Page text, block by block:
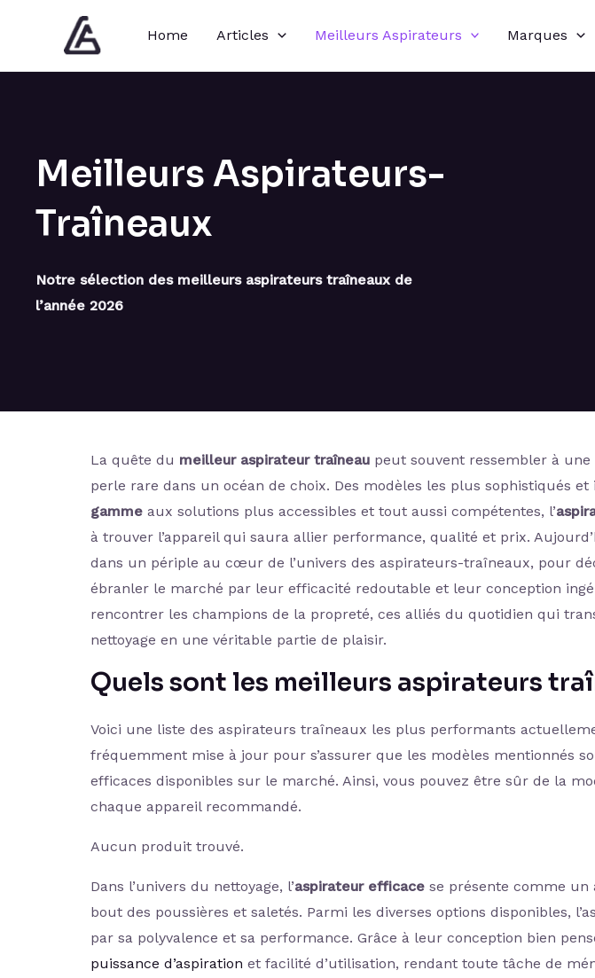
Home Articles Meilleurs Aspirateurs Marques
Meilleurs Aspirateurs-
Traîneaux
Notre sélection des meilleurs aspirateurs traîneaux de
l’année 2026
La quête du meilleur aspirateur traîneau peut souvent ressembler à
perle rare dans un océan de choix. Des modèles les plus sophistiqués et
gamme aux solutions plus accessibles et tout aussi compétentes, l’
à trouver l’appareil qui saura allier performance, qualité et prix.
dans un périple au cœur de l’univers des aspirateurs-traîneaux, pour
ébranler le marché par leur efficacité redoutable et leur conception
rencontrer les champions de la propreté, ces alliés du quotidien qui
nettoyage en une véritable partie de plaisir.
Quels sont les meilleurs aspirateurs
Voici une liste des aspirateurs traîneaux les plus performants
fréquemment mise à jour pour s’assurer que les modèles mentionnés
efficaces disponibles sur le marché. Ainsi, vous pouvez être sûr de la
chaque appareil recommandé.
Aucun produit trouvé.
Dans l’univers du nettoyage, l’aspirateur efficace se présente comme
bout des poussières et saletés. Parmi les diverses options disponibles,
par sa polyvalence et sa performance. Grâce à leur conception bien
puissance d’aspiration et facilité d’utilisation, rendant toute tâche de